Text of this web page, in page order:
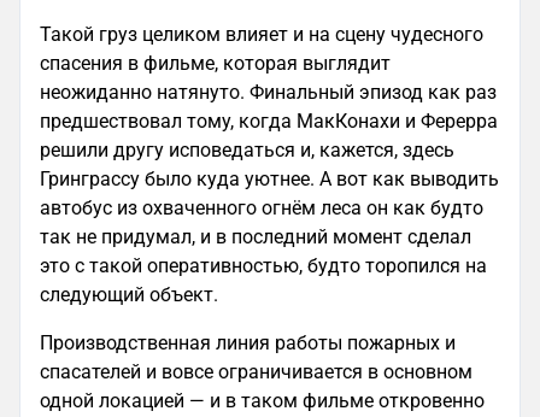
Такой груз целиком влияет и на сцену чудесного
спасения в фильме, которая выглядит
неожиданно натянуто. Финальный эпизод как раз
предшествовал тому, когда МакКонахи и Ферерра
решили другу исповедаться и, кажется, здесь
Гринграссу было куда уютнее. А вот как выводить
автобус из охваченного огнём леса он как будто
так не придумал, и в последний момент сделал
это с такой оперативностью, будто торопился на
следующий объект.
Производственная линия работы пожарных и
спасателей и вовсе ограничивается в основном
одной локацией — и в таком фильме откровенно